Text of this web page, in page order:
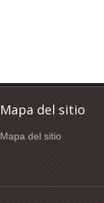
Mapa del sitio
Mapa del sitio